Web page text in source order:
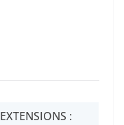
EXTENSIONS :